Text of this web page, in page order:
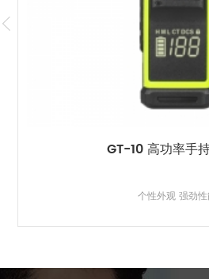
8600 双段手持
多频段接收发